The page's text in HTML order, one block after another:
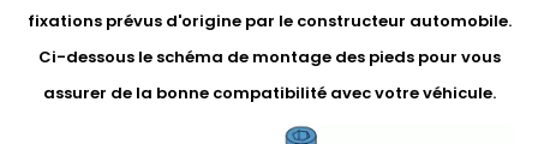
fixations prévus d'origine par le constructeur automobile.
Ci-dessous le schéma de montage des pieds pour vous
assurer de la bonne compatibilité avec votre véhicule.